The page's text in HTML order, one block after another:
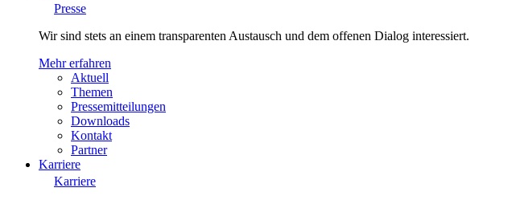
Presse
Wir sind stets an einem transparenten Austausch und dem offenen Dialog interessiert.
Mehr erfahren
Aktuell
Themen
Pressemitteilungen
Downloads
Kontakt
Partner
Karriere
Karriere